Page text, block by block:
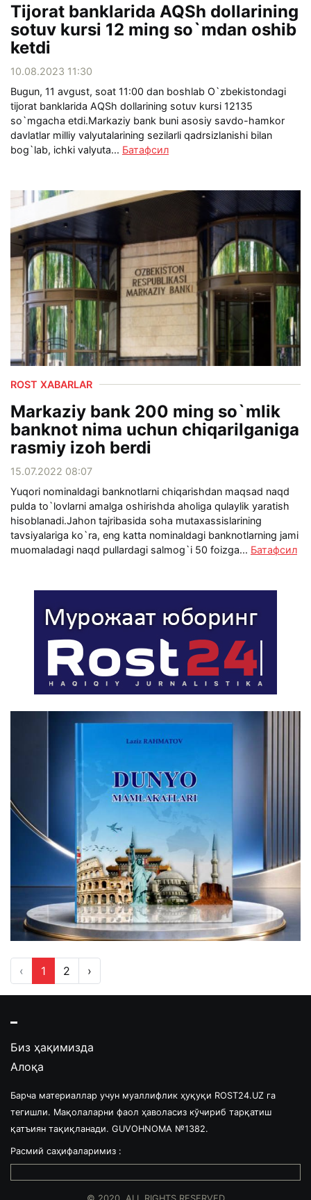
Tijorat banklarida AQSh dollarining
sotuv kursi 12 ming so`mdan oshib
ketdi
10.08.2023 11:30
Bugun, 11 avgust, soat 11:00 dan boshlab O`zbekistondagi
tijorat banklarida AQSh dollarining sotuv kursi 12135
so`mgacha etdi.Markaziy bank buni asosiy savdo-hamkor
davlatlar milliy valyutalarining sezilarli qadrsizlanishi bilan
bog`lab, ichki valyuta... Батафсил
ROST XABARLAR
Markaziy bank 200 ming so`mlik
banknot nima uchun chiqarilganiga
rasmiy izoh berdi
15.07.2022 08:07
Yuqori nominaldagi banknotlarni chiqarishdan maqsad naqd
pulda to`lovlarni amalga oshirishda aholiga qulaylik yaratish
hisoblanadi.Jahon tajribasida soha mutaxassislarining
tavsiyalariga ko`ra, eng katta nominaldagi banknotlarning jami
muomaladagi naqd pullardagi salmog`i 50 foizga... Батафсил
‹ 1 2 ›
Биз ҳақимизда
Алоқа
Барча материаллар учун муаллифлик ҳуқуқи ROST24.UZ га
тегишли. Мақолаларни фаол ҳаволасиз кўчириб тарқатиш
қатъиян тақиқланади. GUVOHNOMA №1382.
Расмий саҳифаларимиз :